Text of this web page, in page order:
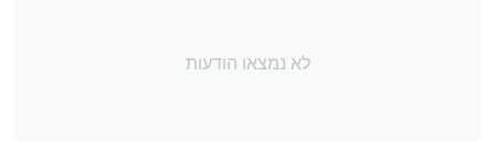
לא נמצאו הודעות